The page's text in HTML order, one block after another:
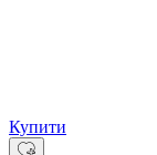
Купити